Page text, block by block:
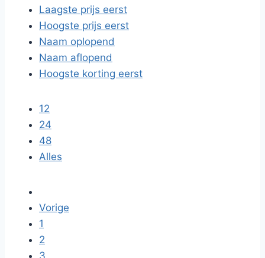
Laagste prijs eerst
Hoogste prijs eerst
Naam oplopend
Naam aflopend
Hoogste korting eerst
12
24
48
Alles
Vorige
1
2
3